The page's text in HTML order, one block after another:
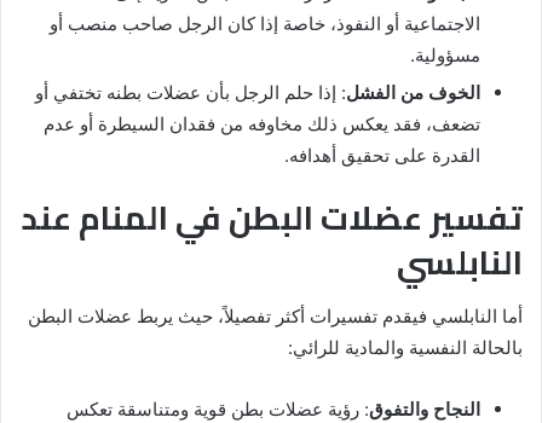
الاجتماعية أو النفوذ، خاصة إذا كان الرجل صاحب منصب أو
مسؤولية.
الخوف من الفشل: إذا حلم الرجل بأن عضلات بطنه تختفي أو
تضعف، فقد يعكس ذلك مخاوفه من فقدان السيطرة أو عدم
القدرة على تحقيق أهدافه.
تفسير عضلات البطن في المنام عند
النابلسي
أما النابلسي فيقدم تفسيرات أكثر تفصيلاً، حيث يربط عضلات البطن
بالحالة النفسية والمادية للرائي:
النجاح والتفوق: رؤية عضلات بطن قوية ومتناسقة تعكس